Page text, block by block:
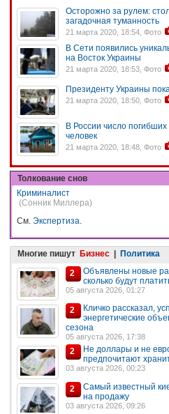
Осторожно за рулем:
загадочная туманность
21 марта 2020, 18:54, Фото
В Сети появились
на Восток Украины
21 марта 2020, 18:53, Фото
Президенту Украины
21 марта 2020, 18:50, Фото
В России число
человек
21 марта 2020, 18:48, Фото
Толкование снов
Криминалист
(Сонник Миллера)
См. Экспертиза
Многие пишут Бизнес | Политика
2
Объявлены новые
сколько будут
05 августа 2026, 01:27
2
Кличко рассказал,
энергетические
сезона
05 августа 2026, 17:38
2
Не доллары и не
предпочитают
03 августа 2026, 00:23
2
Самый известный
на продажу
03 августа 2026, 09:26